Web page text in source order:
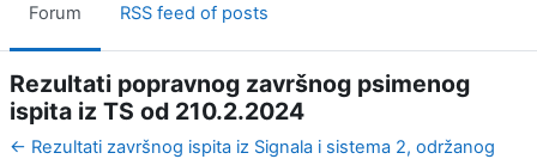
Forum RSS feed of posts
Rezultati popravnog završnog psimenog
ispita iz TS od 210.2.2024
← Rezultati završnog ispita iz Signala i sistema 2, održanog